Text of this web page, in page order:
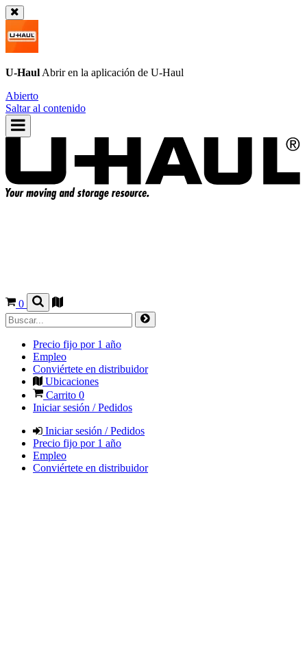
U-Haul Abrir en la aplicación de U-Haul
Abierto
Saltar al contenido
0
Precio fijo por 1 año
Empleo
Conviértete en distribuidor
Ubicaciones
Carrito 0
Iniciar sesión / Pedidos
Iniciar sesión / Pedidos
Precio fijo por 1 año
Empleo
Conviértete en distribuidor